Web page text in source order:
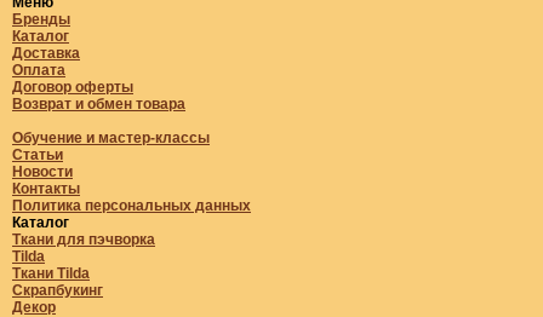
Бренды
Каталог
Доставка
Оплата
Договор оферты
Возврат и обмен товара
Обучение и мастер-классы
Статьи
Новости
Контакты
Политика персональных данных
Каталог
Ткани для пэчворка
Tilda
Ткани Tilda
Скрапбукинг
Декор